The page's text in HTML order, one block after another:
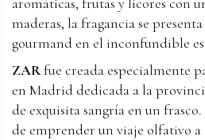
aromáticas, frutas y licores con
maderas, la fragancia se
gourmand en el inconfundible
ZARfue creada especialmente
en Madrid dedicada a la
de exquisita sangría en un
de emprender un viaje olfativo a